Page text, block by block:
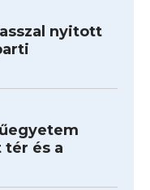
nyitott
tér és a